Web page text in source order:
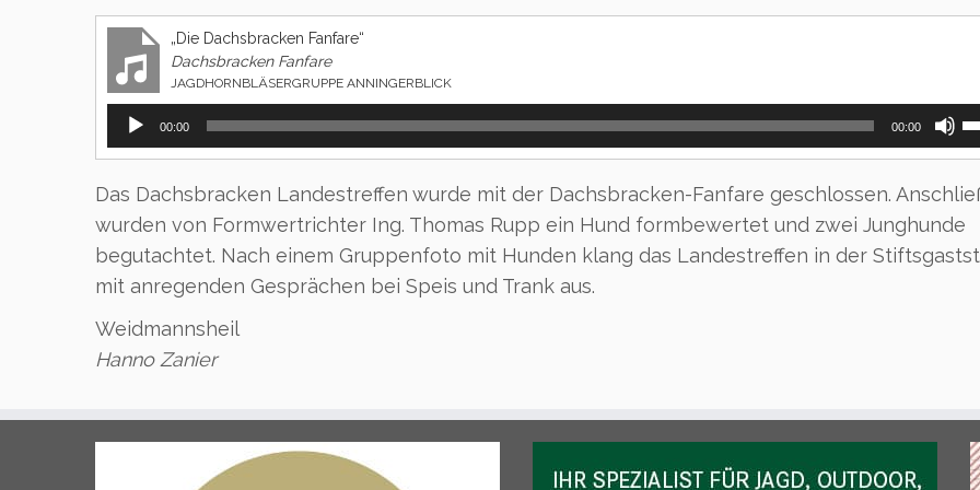
„Die Dachsbracken Fanfare“
Dachsbracken Fanfare
JAGDHORNBLÄSERGRUPPE ANNINGERBLICK
Audio-
Player
00:00 00:00
um
zu
Das Dachsbracken Landestreffen wurde mit der Dachsbracken-Fanfare geschlossen.
wurden von Formwertrichter Ing. Thomas Rupp ein Hund formbewertet und zwei Junghunde
begutachtet. Nach einem Gruppenfoto mit Hunden klang das Landestreffen in der
mit anregenden Gesprächen bei Speis und Trank aus.
Weidmannsheil
Hanno Zanier